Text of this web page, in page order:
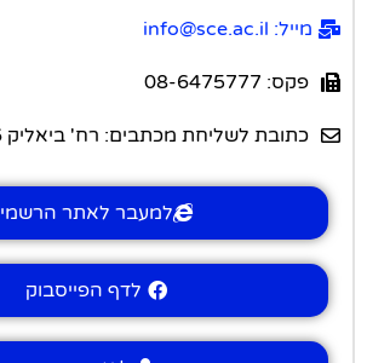
מייל: info@sce.ac.il
פקס: 08-6475777
כתובת לשליחת מכתבים: רח' ביאליק 56, באר שבע
למעבר לאתר הרשמי
לדף הפייסבוק